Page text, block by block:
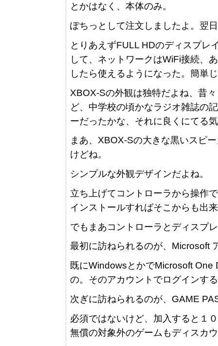
とかはなく、本体のみ。
ぽちっとして注文しましたよ。翌
とりあえずFULL HDのディスプレ
して、ネットワークはWiFi接続、
したら使えるようになった。簡単
XBOX-Sの外観は独特だよね、昔
ど、中学校の頃かなラジオ雑誌の
ーだったかな、それに良くにてる
まあ、XBOX-Sの大きな黒いスピ
けどね。
シンプルな外観デザインだよね。
立ち上げてコントローラから操作
インストールすればそこからも出
でもまあコントローラとディスプ
最初に訪ねられるのが、Microsoft
既にWindowsとかでMicrosoft One
の。そのアカウントでログインす
次ぎに訪ねられるのが、GAME
必須ではないけど、加入すると１
無償の対象外のゲームもディスカ